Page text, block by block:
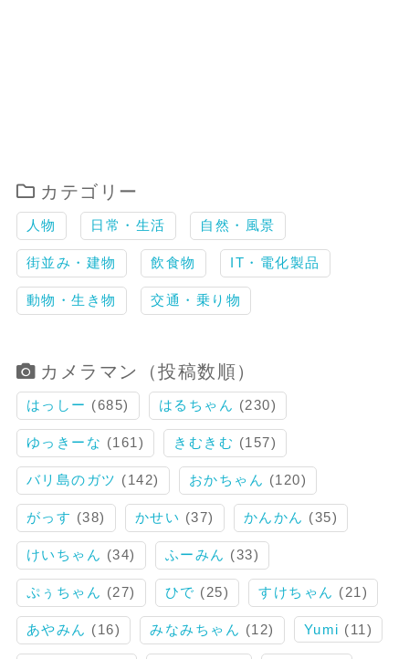
カテゴリー
人物 日常・生活 自然・風景
街並み・建物 飲食物 IT・電化製品
動物・生き物 交通・乗り物
カメラマン（投稿数順）
はっしー (685) はるちゃん (230)
ゆっきーな (161) きむきむ (157)
バリ島のガツ (142) おかちゃん (120)
がっす (38) かせい (37) かんかん (35)
けいちゃん (34) ふーみん (33)
ぷぅちゃん (27) ひで (25) すけちゃん (21)
あやみん (16) みなみちゃん (12) Yumi (11)